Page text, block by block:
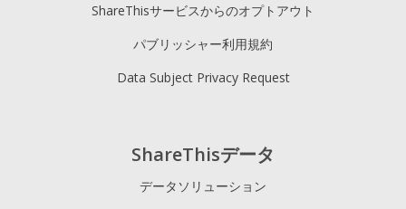
ShareThisデータ
データソリューション
ShareThisサービスからのオプトアウト
パブリッシャー利用規約
Data Subject Privacy Request